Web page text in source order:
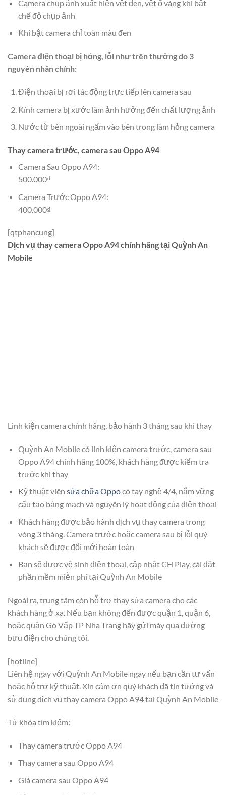
Camera chụp ảnh xuất hiện vệt đen, vệt ố vàng khi bật
chế độ chụp ảnh
Khi bật camera chỉ toàn màu đen
Camera điện thoại bị hỏng, lỗi như trên thường do 3
nguyên nhân chính:
Điện thoại bị rơi tác động trực tiếp lên camera sau
Kính camera bị xước làm ảnh hưởng đến chất lượng ảnh
Nước từ bên ngoài ngấm vào bên trong làm hỏng camera
Thay camera trước, camera sau Oppo A94
Camera Sau Oppo A94:
500.000₫
Camera Trước Oppo A94:
400.000₫
[qtphancung]
Dịch vụ thay camera Oppo A94 chính hãng tại Quỳnh An
Mobile
Linh kiện camera chính hãng, bảo hành 3 tháng sau khi thay
Quỳnh An Mobile có linh kiện camera trước, camera sau
Oppo A94 chính hãng 100%, khách hàng được kiểm tra
trước khi thay
Kỹ thuật viên sửa chữa Oppocó tay nghề 4/4, nắm vững
cấu tạo bảng mạch và nguyên lý hoạt động của điện thoại
Khách hàng được bảo hành dịch vụ thay camera trong
vòng 3 tháng. Camera trước hoặc camera sau bị lỗi quý
khách sẽ được đổi mới hoàn toàn
Bạn sẽ được vệ sinh điện thoại, cập nhật CH Play, cài đặt
phần mềm miễn phí tại Quỳnh An Mobile
Ngoài ra, trung tâm còn hỗ trợ thay sửa camera cho các
khách hàng ở xa. Nếu bạn không đến được quận 1, quận 6,
hoặc quận Gò Vấp TP Nha Trang hãy gửi máy qua đường
bưu điện cho chúng tôi.
[hotline]
Liên hệ ngay với Quỳnh An Mobile ngay nếu bạn cần tư vấn
hoặc hỗ trợ kỹ thuật. Xin cảm ơn quý khách đã tin tưởng và
sử dụng dịch vụ thay camera Oppo A94 tại Quỳnh An Mobile
Từ khóa tìm kiếm:
Thay camera trước Oppo A94
Thay camera sau Oppo A94
Giá camera sau Oppo A94